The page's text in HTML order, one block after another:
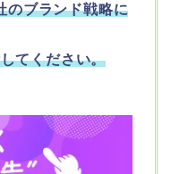
のブランド戦略に
てください。